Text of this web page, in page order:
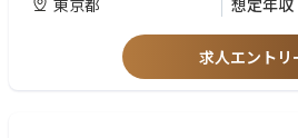
外部ベンダー管理や明確な指示ができること
影響力と動機付けを発揮し、部門横断での
きるリーダーシップ
想定年収
求人エントリ